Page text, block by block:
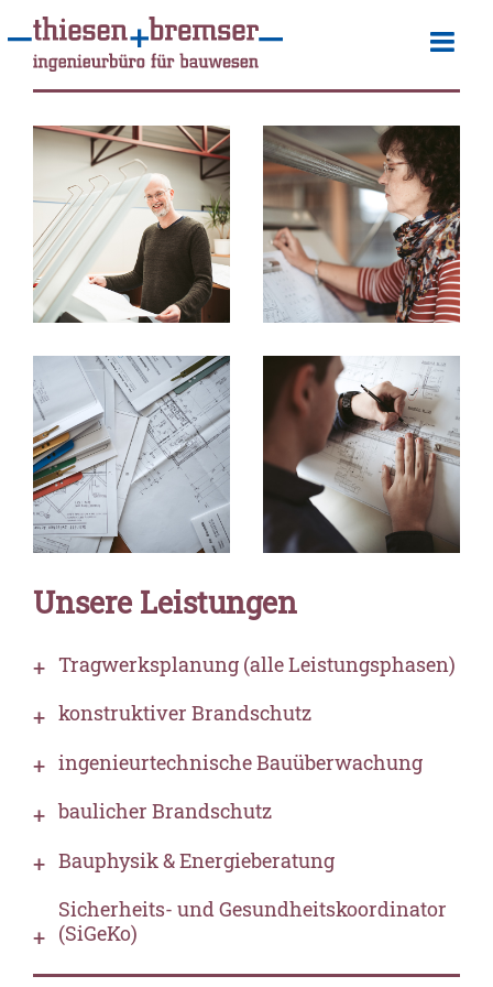
Unsere Leistungen
Tragwerksplanung (alle Leistungsphasen)
konstruktiver Brandschutz
ingenieurtechnische Bauüberwachung
baulicher Brandschutz
Bauphysik & Energieberatung
Sicherheits- und Gesundheitskoordinator
(SiGeKo)